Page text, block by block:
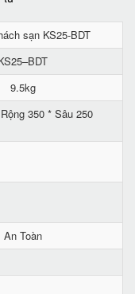
sạn KS25-BDT
9.5kg
350 * Sâu 250
An Toàn